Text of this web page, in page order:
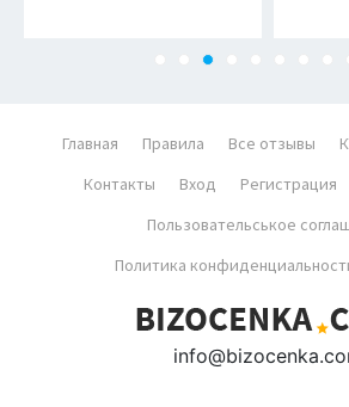
Главная Правила Все отзывы
Контакты
Вход Регистрация
Пользовательськое
Политика